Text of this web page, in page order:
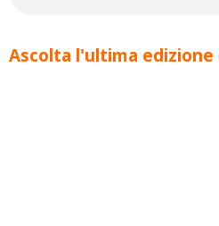
Ascolta l'ultima edizione